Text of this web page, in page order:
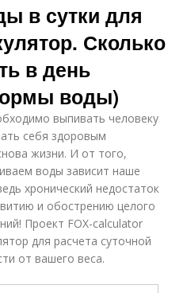
в сутки для
Сколько
в день
воды)
выпивать человеку
себя здоровым
жизни. И от того,
воды зависит наше
хронический недостаток
и обострению целого
Проект FOX-calculator
для расчета суточной
от вашего веса.